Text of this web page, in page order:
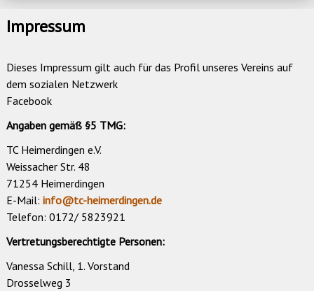
Impressum
Dieses Impressum gilt auch für das Profil unseres Vereins auf
dem sozialen Netzwerk
Facebook
Angaben gemäß §5 TMG:
TC Heimerdingen e.V.
Weissacher Str. 48
71254 Heimerdingen
E-Mail: info@tc-heimerdingen.de
Telefon: 0172/ 5823921
Vertretungsberechtigte Personen:
Vanessa Schill, 1. Vorstand
Drosselweg 3